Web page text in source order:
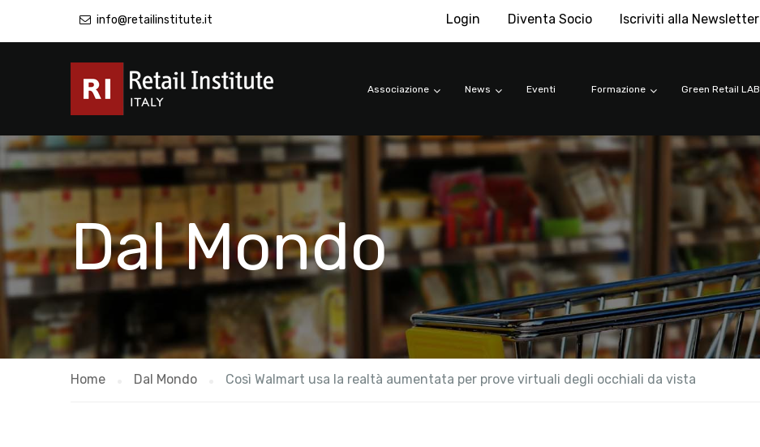
info@retailinstitute.it Login Diventa Socio Iscriviti alla Newsletter
Associazione News Eventi Formazione Green Retail LAB
Dal Mondo
Home Dal Mondo Così Walmart usa la realtà aumentata per prove virtuali degli occhiali da vista